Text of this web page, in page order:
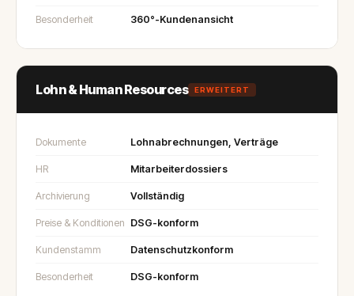
Besonderheit 360°-Kundenansicht
Lohn & Human Resources ERWEITERT
Dokumente Lohnabrechnungen, Verträge
HR Mitarbeiterdossiers
Archivierung Vollständig
Preise & Konditionen DSG-konform
Kundenstamm Datenschutzkonform
Besonderheit DSG-konform